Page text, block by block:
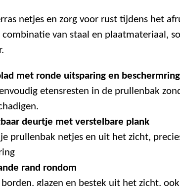
netjes en zorg voor rust tijdens het
combinatie van staal en plaatmateriaal,
met ronde uitsparing en beschermring
etensresten in de prullenbak
deurtje met verstelbare plank
je prullenbak netjes en uit het zicht,
rand rondom
glazen en bestek uit het zicht,